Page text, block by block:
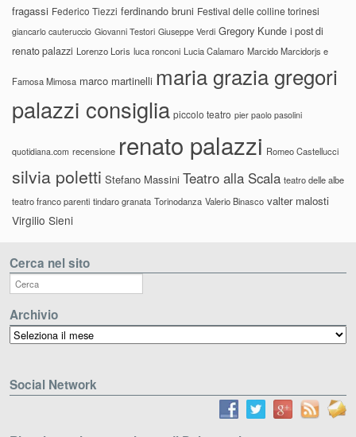
fragassi Federico Tiezzi ferdinando bruni Festival delle colline torinesi
giancarlo cauteruccio Giovanni Testori Giuseppe Verdi Gregory Kunde i post di
renato palazzi Lorenzo Loris luca ronconi Lucia Calamaro Marcido Marcidorjs e
Famosa Mimosa marco martinelli maria grazia gregori
palazzi consiglia piccolo teatro pier paolo pasolini
quotidiana.com recensione renato palazzi Romeo Castellucci
silvia poletti Stefano Massini Teatro alla Scala teatro delle albe
teatro franco parenti tindaro granata Torinodanza Valerio Binasco valter malosti
Virgilio Sieni
Cerca nel sito
Archivio
Archivio
Social Network